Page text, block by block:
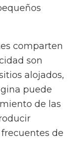
comparten
son
alojados,
puede
de las
de